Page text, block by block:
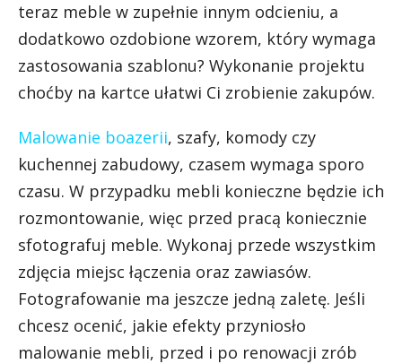
teraz meble w zupełnie innym odcieniu, a
dodatkowo ozdobione wzorem, który wymaga
zastosowania szablonu? Wykonanie projektu
choćby na kartce ułatwi Ci zrobienie zakupów.
Malowanie boazerii, szafy, komody czy
kuchennej zabudowy, czasem wymaga sporo
czasu. W przypadku mebli konieczne będzie ich
rozmontowanie, więc przed pracą koniecznie
sfotografuj meble. Wykonaj przede wszystkim
zdjęcia miejsc łączenia oraz zawiasów.
Fotografowanie ma jeszcze jedną zaletę. Jeśli
chcesz ocenić, jakie efekty przyniosło
malowanie mebli, przed i po renowacji zrób